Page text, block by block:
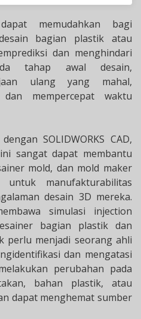
memudahkan bagi
bagian plastik atau
dan menghindari
tahap awal desain,
ulang yang mahal,
mempercepat waktu
SOLIDWORKS CAD,
sangat dapat membantu
mold, dan mold maker
untuk manufakturabilitas
desain 3D mereka.
simulasi injection
bagian plastik dan
perlu menjadi seorang ahli
dan mengatasi
perubahan pada
bahan plastik, atau
dapat menghemat sumber